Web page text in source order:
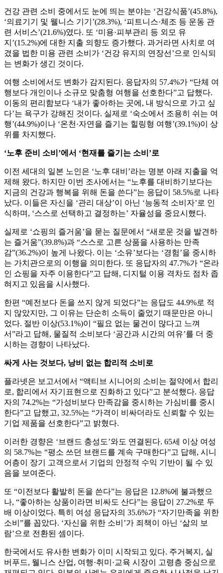
건강 관련 소비 중에서도 눈에 띄는 분야는 ‘건강식품’(45.8%),
‘의료기기 및 웰니스 기기’(28.3%), ‘피트니스·체조 등 운동 관
련 서비스’(21.6%)였다. 또 ‘미용·피부관리 등 외모 유
지’(15.2%)에 대한 지출 의향도 증가했다. 과거라면 사치로 여
겼을 법한 미용 관련 소비가 ‘건강 유지의 연장선’으로 인식되
는 변화가 생긴 것이다.
여행 소비에서도 변화가 감지된다. 응답자의 57.4%가 “단체 여
행보다 개인이나 소규모 맞춤형 여행을 선호한다”고 답했다.
이동의 편리함보다 ‘내가 좋아하는 곳에, 내 방식으로 가고 싶
다’는 욕구가 강해진 것이다. 실제로 ‘숙소에서 조용히 쉬는 여
행’(44.9%)이나 ‘온천·자연을 즐기는 힐링형 여행’(39.1%)이 상
위를 차지했다.
‘노후 준비 소비’에서 ‘현재를 즐기는 소비’로
이전 세대의 일본 노인은 ‘노후 대비’라는 명분 아래 지출을 억
제해 왔다. 하지만 이번 조사에서는 “노후를 대비하기보다는
지금의 건강과 행복을 위해 돈을 쓴다”는 응답이 58.5%로 나타
났다. 이들은 자신을 ‘관리 대상’이 아닌 ‘능동적 소비자’로 인
식하며, ‘스스로 선택하고 결정하는’ 자율성을 중요시했다.
실제로 ‘쇼핑의 즐거움’을 묻는 질문에서 “새로운 것을 발견하
는 즐거움”(39.8%)과 “스스로 고른 상품을 사용하는 만족
감”(36.2%)이 높게 나왔다. 이는 ‘소유’보다는 ‘경험’을 중시하
는 가치관으로의 이행을 의미한다. 또 응답자의 47.7%가 “온라
인 쇼핑을 자주 이용한다”고 답해, 디지털 이용 격차도 점차 좁
혀지고 있음을 시사했다.
한편 “예전보다 돈을 쓰지 않게 되었다”는 응답도 44.9%로 적
지 않았지만, 그 이유는 단순히 소득이 줄었기 때문만은 아니
었다. 절반 이상(53.1%)이 “필요 없는 물건이 많다고 느껴
서”라고 답해, 물질적 소비보다 ‘공간과 시간의 여유’를 더 중
시하는 경향이 나타났다.
싸게 사는 것보다, 낭비 없는 합리적 소비로
플라넷은 보고서에서 “액티브 시니어의 소비는 절약에서 합리
로, 합리에서 자기표현으로 진화하고 있다”고 분석했다. 응답
자의 74.2%는 “가성비보다 만족감을 중시하는 가심비를 중시
한다”고 답했고, 32.5%는 “가격이 비싸더라도 신뢰할 수 있는
기업 제품을 선호한다”고 밝혔다.
이러한 경향은 ‘브랜드 충성도’와도 연결된다. 65세 이상 여성
의 58.7%는 “평소 쓰던 브랜드를 계속 구매한다”고 답해, 시니
어층이 장기 고객으로서 기업의 안정적 수익 기반이 될 수 있
음을 보여준다.
또 “이전보다 활발히 돈을 쓴다”는 응답은 12.8%에 불과했으
나, “좋아하는 상품이라면 비싸도 산다”는 응답이 27.2%로 두
배 이상이었다. 특히 여성 응답자의 35.6%가 “자기만족을 위한
소비”를 꼽았다. ‘자신을 위한 소비’가 죄책이 아닌 ‘삶의 보
람’으로 전환된 셈이다.
한국에서도 유사한 변화가 이미 시작되고 있다. 주거복지, 실
버푸드, 웰니스 산업, 여행·취미·교육 시장이 고령층 중심으로